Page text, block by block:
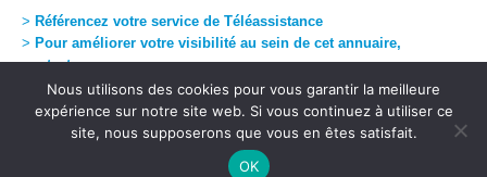
> Référencez votre service de Téléassistance
> Pour améliorer votre visibilité au sein de cet annuaire,
contactez-nous
Téléassistance Directe-Mentions Légales
© 2008-2017 ONMEDIO - All rights reserved
Nous utilisons des cookies pour vous garantir la meilleure
expérience sur notre site web. Si vous continuez à utiliser ce
site, nous supposerons que vous en êtes satisfait.
OK